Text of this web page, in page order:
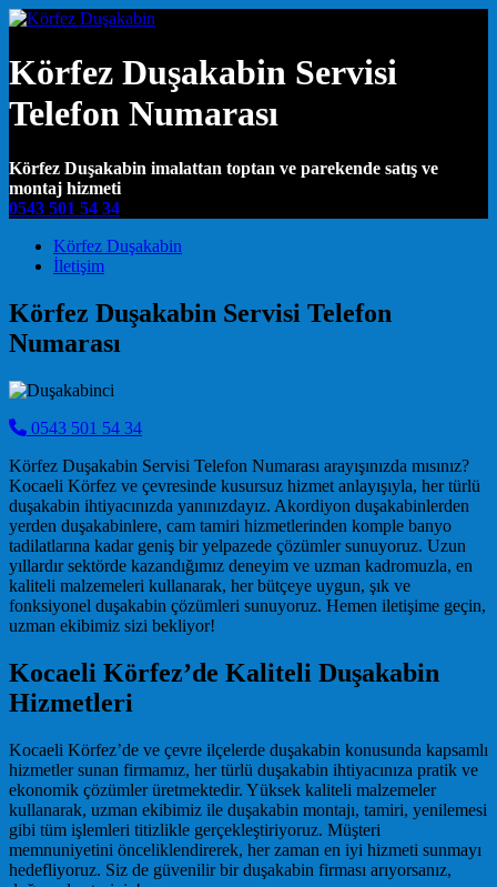
Körfez Duşakabin Servisi
Telefon Numarası
Körfez Duşakabin imalattan toptan ve parekende satış ve
montaj hizmeti
0543 501 54 34
Main Navigation
Körfez Duşakabin
İletişim
Körfez Duşakabin Servisi Telefon
Numarası
0543 501 54 34
Körfez Duşakabin Servisi Telefon Numarası arayışınızda mısınız?
Kocaeli Körfez ve çevresinde kusursuz hizmet anlayışıyla, her türlü
duşakabin ihtiyacınızda yanınızdayız. Akordiyon duşakabinlerden
yerden duşakabinlere, cam tamiri hizmetlerinden komple banyo
tadilatlarına kadar geniş bir yelpazede çözümler sunuyoruz. Uzun
yıllardır sektörde kazandığımız deneyim ve uzman kadromuzla, en
kaliteli malzemeleri kullanarak, her bütçeye uygun, şık ve
fonksiyonel duşakabin çözümleri sunuyoruz. Hemen iletişime geçin,
uzman ekibimiz sizi bekliyor!
Kocaeli Körfez’de Kaliteli Duşakabin
Hizmetleri
Kocaeli Körfez’de ve çevre ilçelerde duşakabin konusunda kapsamlı
hizmetler sunan firmamız, her türlü duşakabin ihtiyacınıza pratik ve
ekonomik çözümler üretmektedir. Yüksek kaliteli malzemeler
kullanarak, uzman ekibimiz ile duşakabin montajı, tamiri, yenilemesi
gibi tüm işlemleri titizlikle gerçekleştiriyoruz. Müşteri
memnuniyetini önceliklendirerek, her zaman en iyi hizmeti sunmayı
hedefliyoruz. Siz de güvenilir bir duşakabin firması arıyorsanız,